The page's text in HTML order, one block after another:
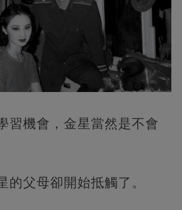
習機會，金星當然是不會
的父母卻開始抵觸了。